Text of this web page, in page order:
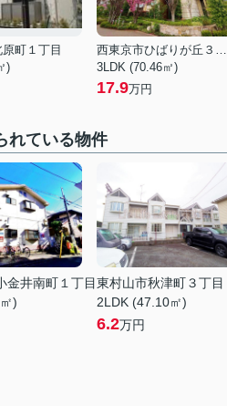
町１丁目
)
西東京市ひばりが丘３丁目
3LDK (70.46㎡)
17.9万円
れている物件
金井南町１丁目
)
東村山市秋津町３丁目
2LDK (47.10㎡)
6.2万円